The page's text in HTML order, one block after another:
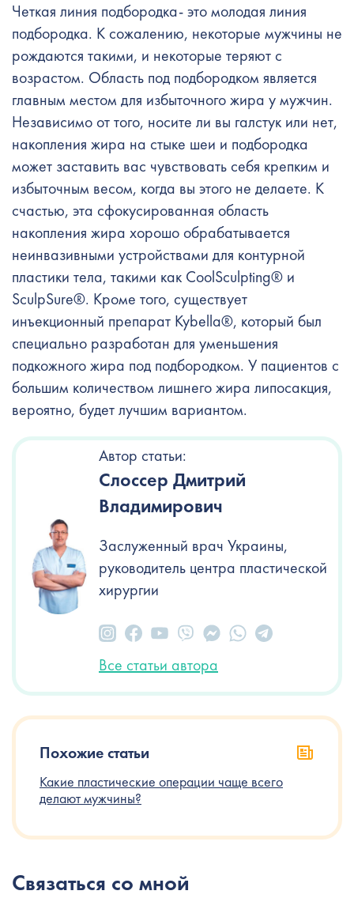
Четкая линия подбородка- это молодая линия
подбородка. К сожалению, некоторые мужчины не
рождаются такими, и некоторые теряют с
возрастом. Область под подбородком является
главным местом для избыточного жира у мужчин.
Независимо от того, носите ли вы галстук или нет,
накопления жира на стыке шеи и подбородка
может заставить вас чувствовать себя крепким и
избыточным весом, когда вы этого не делаете. К
счастью, эта сфокусированная область
накопления жира хорошо обрабатывается
неинвазивными устройствами для контурной
пластики тела, такими как CoolSculpting® и
SculpSure®. Кроме того, существует
инъекционный препарат Kybella®, который был
специально разработан для уменьшения
подкожного жира под подбородком. У пациентов с
большим количеством лишнего жира липосакция,
вероятно, будет лучшим вариантом.
Автор статьи:
Слоссер Дмитрий
Владимирович
Заслуженный врач Украины,
руководитель центра пластической
хирургии
Все статьи автора
Похожие статьи
Какие пластические операции чаще всего
делают мужчины?
Связаться со мной